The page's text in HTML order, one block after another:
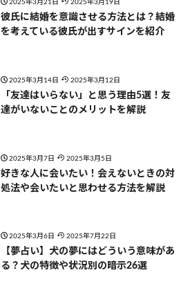
2025年3月21日 2025年3月19日
彼氏に結婚を意識させる方法とは？結婚
を考えている彼氏が出すサインを紹介
2025年3月14日 2025年3月12日
「友達はいらない」と思う理由5選！友
達がいないことのメリットを解説
2025年3月7日 2025年3月5日
好きな人に会いたい！会えないときの対
処法や会いたいと思わせる方法を解説
2025年3月6日 2025年7月22日
【夢占い】犬の夢にはどういう意味があ
る？犬の特徴や状況別の暗示26選